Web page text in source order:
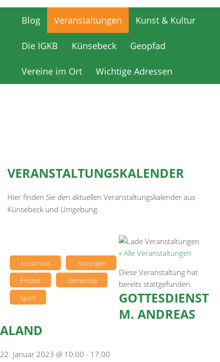
Blog Veranstaltungen Kunst & Kultur
Die IGKB Künsebeck Geopfad
Vereine im Ort Wichtige Adressen
VERANSTALTUNGSKALENDER
Hier finden Sie den aktuellen Veranstaltungskalender aus
Künsebeck und Umgebung.
Ausschuss
Sitzungen
Freizeit
Gemeinde
Sport
« Alle Veranstaltungen
Diese Veranstaltung hat
bereits stattgefunden.
GOTTESDIENST
M. ANDREAS
ALAND
22. Januar 2023 @ 10:00 - 17:00